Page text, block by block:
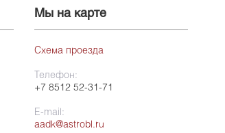
Мы на карте
Схема проезда
Телефон:
+7 8512 52-31-71
E-mail:
aadk@astrobl.ru